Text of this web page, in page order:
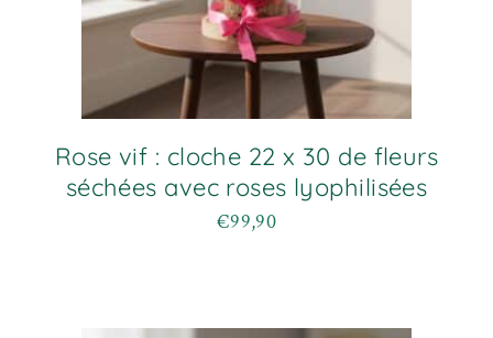
Rose vif : cloche 22 x 30 de fleurs
séchées avec roses lyophilisées
€99,90